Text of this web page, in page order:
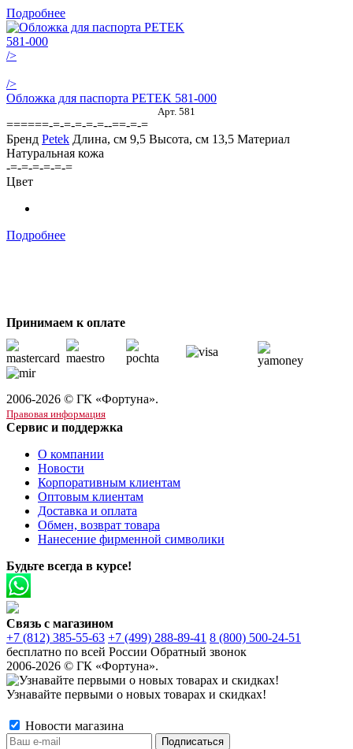
Подробнее
/>
/>
Обложка для паспорта PETEK 581-000
Арт. 581
======-=-=-=-=-=--==-=-=
Бренд Petek Длина, см 9,5 Высота, см 13,5 Материал
Натуральная кожа
-=-=-=-=-=-=
Цвет
Подробнее
Принимаем к оплате
2006-2026 © ГК «Фортуна».
Правовая информация
Сервис и поддержка
О компании
Новости
Корпоративным клиентам
Оптовым клиентам
Доставка и оплата
Обмен, возврат товара
Нанесение фирменной символики
Будьте всегда в курсе!
Связь с магазином
+7 (812) 385-55-63 +7 (499) 288-89-41 8 (800) 500-24-51
бесплатно по всей России Обратный звонок
2006-2026 © ГК «Фортуна».
Узнавайте первыми о новых товарах и скидках!
Новости магазина